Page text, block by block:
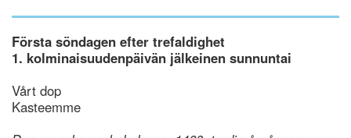
Första söndagen efter trefaldighet
1. kolminaisuudenpäivän jälkeinen sunnuntai
Vårt dop
Kasteemme